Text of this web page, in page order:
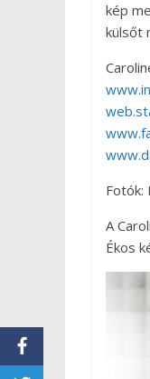
kép
külsőt
Fotók:
A
Ékos